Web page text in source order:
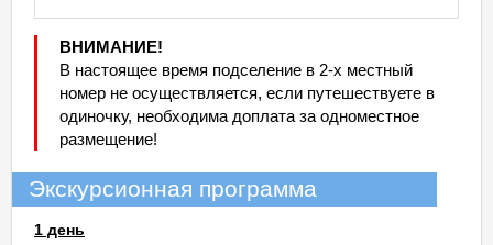
ВНИМАНИЕ!
В настоящее время подселение в 2-х местный
номер не осуществляется, если путешествуете в
одиночку, необходима доплата за одноместное
размещение!
Экскурсионная программа
1 день